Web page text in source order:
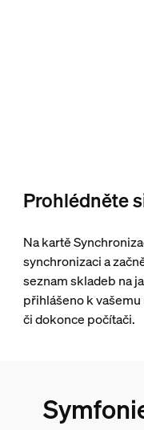
Prohlédněte
Na kartě
synchronizaci a
seznam skladeb na
přihlášeno k
či dokonce počítači.